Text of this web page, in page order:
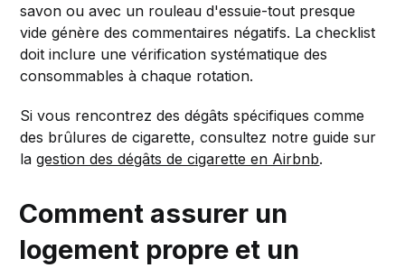
savon ou avec un rouleau d'essuie-tout presque
vide génère des commentaires négatifs. La checklist
doit inclure une vérification systématique des
consommables à chaque rotation.
Si vous rencontrez des dégâts spécifiques comme
des brûlures de cigarette, consultez notre guide sur
lagestion des dégâts de cigarette en Airbnb.
Comment assurer un
logement propre et un